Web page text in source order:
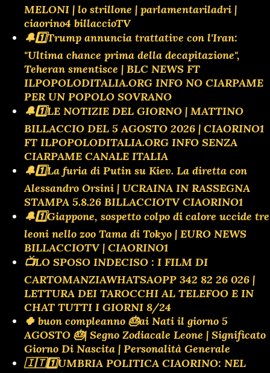
MELONI | lo strillone | parlamentariladri |
ciaorino4 billaccioTV
🔔1️⃣Trump annuncia trattative con l'Iran:
"Ultima chance prima della decapitazione",
Teheran smentisce | BLC NEWS FT
ILPOPOLODITALIA.ORG INFO NO CIARPAME
PER UN POPOLO SOVRANO
🔔1️⃣LE NOTIZIE DEL GIORNO | MATTINO
BILLACCIO DEL 5 AGOSTO 2026 | CIAORINO1
FT ILPOPOLODITALIA.ORG INFO SENZA
CIARPAME CANALE ITALIA
🔔1️⃣La furia di Putin su Kiev. La diretta con
Alessandro Orsini | UCRAINA IN RASSEGNA
STAMPA 5.8.26 BILLACCIOTV CIAORINO1
🔔1️⃣Giappone, sospetto colpo di calore uccide tre
leoni nello zoo Tama di Tokyo | EURO NEWS
BILLACCIOTV | CIAORINO1
📺LO SPOSO INDECISO : I FILM DI
CARTOMANZIAWHATSAOPP 342 82 26 026 |
LETTURA DEI TAROCCHI AL TELEFOO E IN
CHAT TUTTI I GIORNI 8/24
🍀 buon compleanno 🎂ai Nati il giorno 5
AGOSTO 🎂| Segno Zodiacale Leone | Significato
Giorno Di Nascita | Personalità Generale
🇮🇹1️⃣UMBRIA POLITICA CIAORINO: NEL